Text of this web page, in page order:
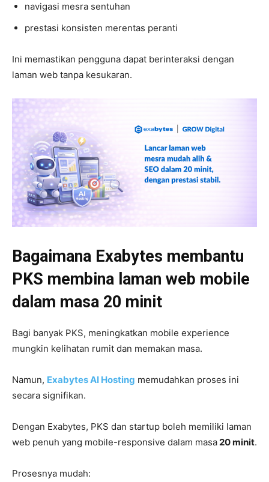
navigasi mesra sentuhan
prestasi konsisten merentas peranti
Ini memastikan pengguna dapat berinteraksi dengan
laman web tanpa kesukaran.
Bagaimana Exabytes membantu
PKS membina laman web mobile
dalam masa 20 minit
Bagi banyak PKS, meningkatkan mobile experience
mungkin kelihatan rumit dan memakan masa.
Namun, Exabytes AI Hosting memudahkan proses ini
secara signifikan.
Dengan Exabytes, PKS dan startup boleh memiliki laman
web penuh yang mobile-responsive dalam masa 20 minit.
Prosesnya mudah: